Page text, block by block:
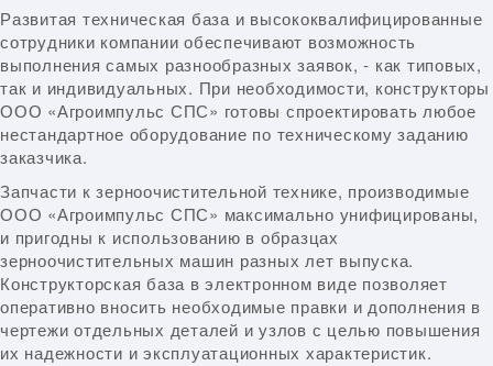
Развитая техническая база и высококвалифицированные
сотрудники компании обеспечивают возможность
выполнения самых разнообразных заявок, - как типовых,
так и индивидуальных. При необходимости, конструкторы
ООО «Агроимпульс СПС» готовы спроектировать любое
нестандартное оборудование по техническому заданию
заказчика.
Запчасти к зерноочистительной технике, производимые
ООО «Агроимпульс СПС» максимально унифицированы,
и пригодны к использованию в образцах
зерноочистительных машин разных лет выпуска.
Конструкторская база в электронном виде позволяет
оперативно вносить необходимые правки и дополнения в
чертежи отдельных деталей и узлов с целью повышения
их надежности и эксплуатационных характеристик.